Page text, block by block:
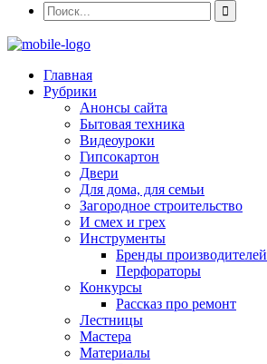
Главная
Рубрики
Анонсы сайта
Бытовая техника
Видеоуроки
Гипсокартон
Двери
Для дома, для семьи
Загородное строительство
И смех и грех
Инструменты
Бренды производителей
Перфораторы
Конкурсы
Рассказ про ремонт
Лестницы
Мастера
Материалы